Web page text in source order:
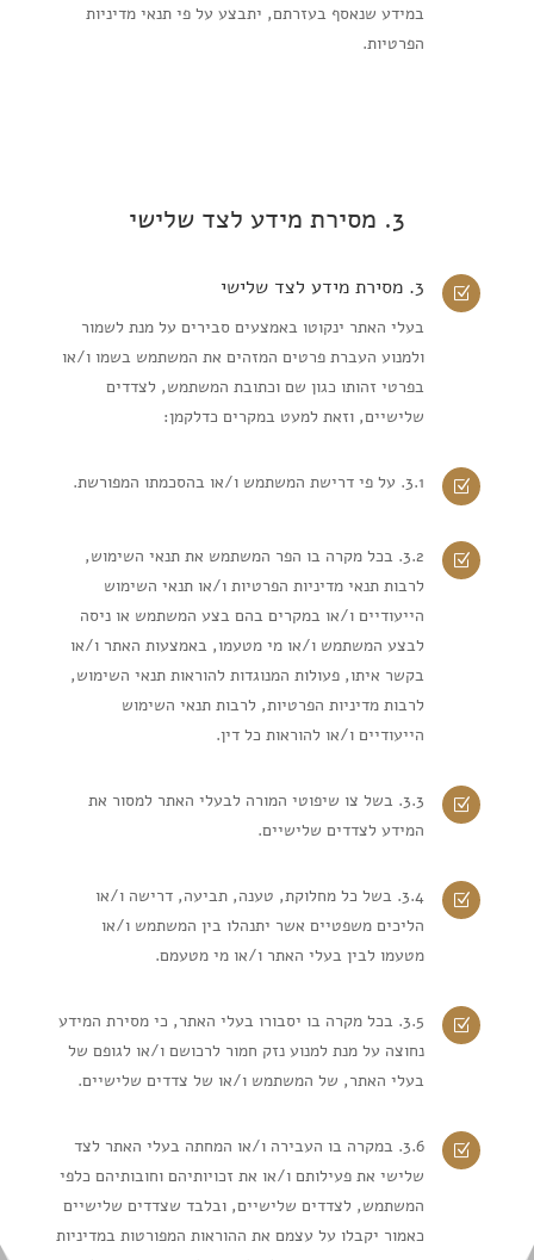
במידע שנאסף בעזרתם, יתבצע על פי תנאי מדיניות
הפרטיות.
3. מסירת מידע לצד שלישי
Z 3. מסירת מידע לצד שלישי
בעלי האתר ינקוטו באמצעים סבירים על מנת לשמור
ולמנוע העברת פרטים המזהים את המשתמש בשמו ו/או
בפרטי זהותו כגון שם וכתובת המשתמש, לצדדים
שלישיים, וזאת למעט במקרים כדלקמן:
Z 3.1. על פי דרישת המשתמש ו/או בהסכמתו המפורשת.
Z
3.2. בכל מקרה בו הפר המשתמש את תנאי השימוש,
לרבות תנאי מדיניות הפרטיות ו/או תנאי השימוש
הייעודיים ו/או במקרים בהם בצע המשתמש או ניסה
לבצע המשתמש ו/או מי מטעמו, באמצעות האתר ו/או
בקשר איתו, פעולות המנוגדות להוראות תנאי השימוש,
לרבות מדיניות הפרטיות, לרבות תנאי השימוש
הייעודיים ו/או להוראות כל דין.
Z
3.3. בשל צו שיפוטי המורה לבעלי האתר למסור את
המידע לצדדים שלישיים.
Z
3.4. בשל כל מחלוקת, טענה, תביעה, דרישה ו/או
הליכים משפטיים אשר יתנהלו בין המשתמש ו/או
מטעמו לבין בעלי האתר ו/או מי מטעמם.
Z
3.5. בכל מקרה בו יסבורו בעלי האתר, כי מסירת המידע
נחוצה על מנת למנוע נזק חמור לרכושם ו/או לגופם של
בעלי האתר, של המשתמש ו/או של צדדים שלישיים.
Z
3.6. במקרה בו העבירה ו/או המחתה בעלי האתר לצד
שלישי את פעילותם ו/או את זכויותיהם וחובותיהם כלפי
המשתמש, לצדדים שלישיים, ובלבד שצדדים שלישיים
כאמור יקבלו על עצמם את ההוראות המפורטות במדיניות